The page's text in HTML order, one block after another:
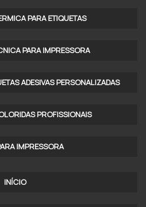
PARA ETIQUETAS​
PARA IMPRESSORA
ADESIVAS PERSONALIZADAS
PROFISSIONAIS​
IMPRESSORA
INÍCIO